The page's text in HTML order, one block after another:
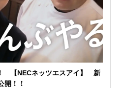
【NECネッツエスアイ】 新
開！！